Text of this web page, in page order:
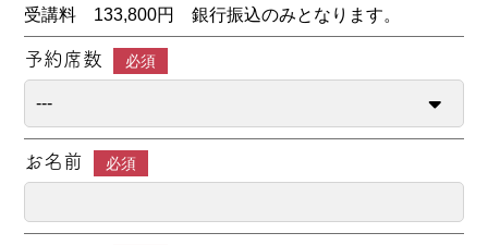
受講料 133,800円 銀行振込のみとなります。
予約席数 必須
お名前 必須